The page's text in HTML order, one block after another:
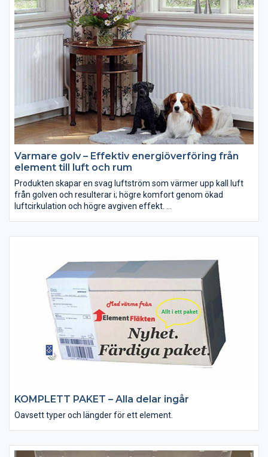
Varmare golv – Effektiv energiöverföring från
element till luft och rum
Produkten skapar en svag luftström som värmer upp kall luft
från golven och resulterar i; högre komfort genom ökad
luftcirkulation och högre avgiven effekt.
KOMPLETT PAKET – Alla delar ingår
Oavsett typer och längder för ett element.